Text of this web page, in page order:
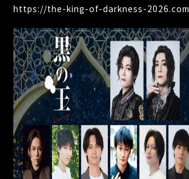
https://the-king-of-darkness-2026.com